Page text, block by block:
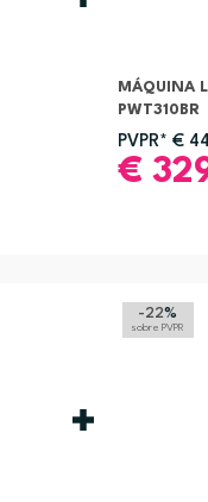
MÁQUINA
PWT310BR
PVPR* €
€
-22%
sobre PVPR